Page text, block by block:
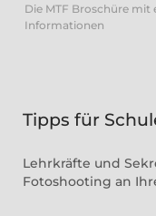
Die MTF Broschüre mit
Informationen
Tipps für
Lehrkräfte und
Fotoshooting an